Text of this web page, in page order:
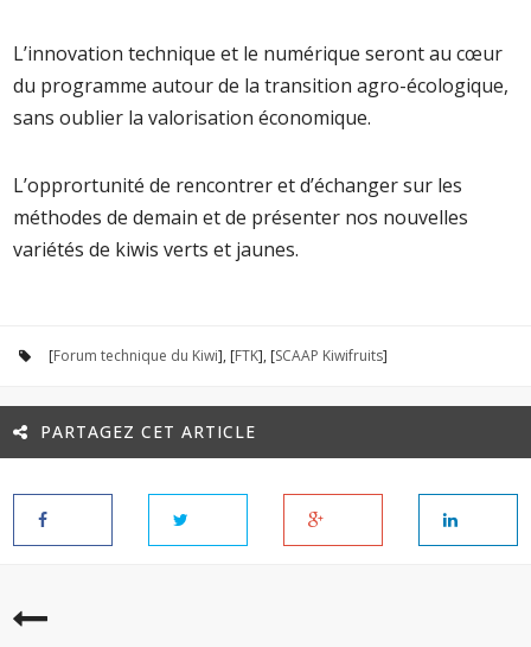
L’innovation technique et le numérique seront au cœur
du programme autour de la transition agro-écologique,
sans oublier la valorisation économique.
L’opprortunité de rencontrer et d’échanger sur les
méthodes de demain et de présenter nos nouvelles
variétés de kiwis verts et jaunes.
[Forum technique du Kiwi], [FTK], [SCAAP Kiwifruits]
PARTAGEZ CET ARTICLE